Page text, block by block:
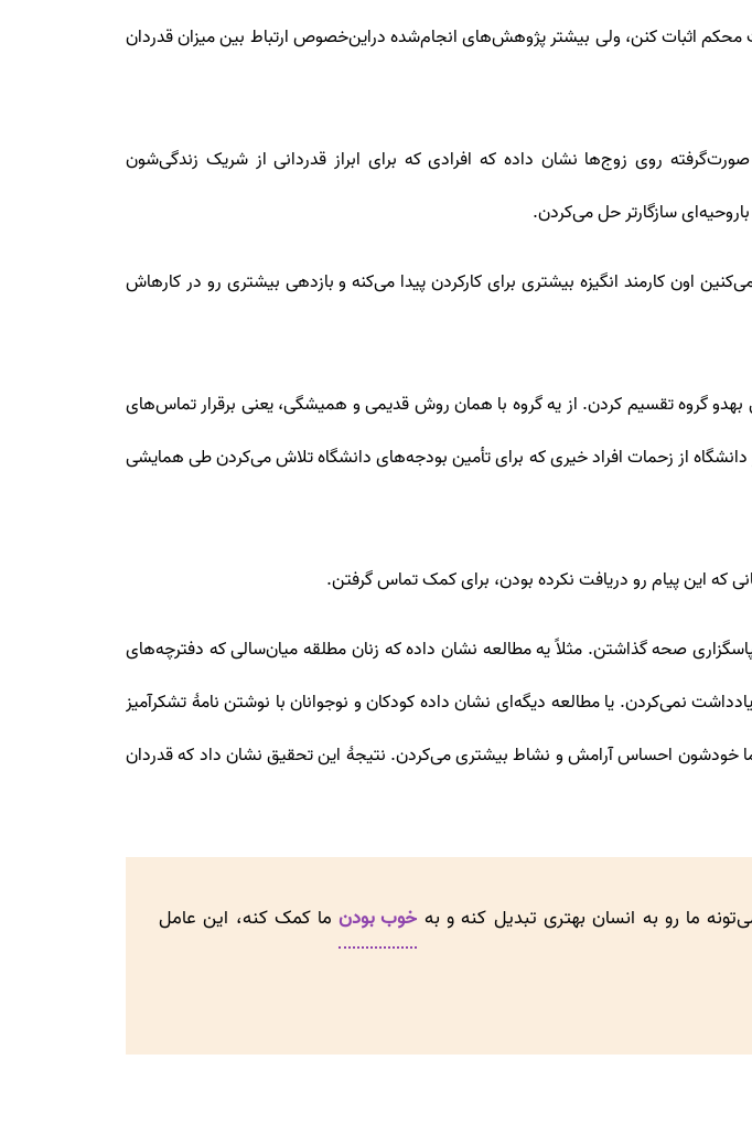
محکم اثبات کنن، ولی بیشتر پژوهش‌های انجام‌شده دراین‌خصوص ارتباط بین میزان قدردان
روی زوج‌ها نشان داده که افرادی که برای ابراز قدردانی از شریک زندگی‌شون
سازگارتر حل می‌کردن.
اون کارمند انگیزه بیشتری برای کارکردن پیدا می‌کنه و بازدهی بیشتری رو در کارهاش
بهدو گروه تقسیم کردن. از یه گروه با همان روش قدیمی و همیشگی، یعنی برقرار تماس‌های
از زحمات افراد خیری که برای تأمین بودجه‌های دانشگاه تلاش می‌کردن طی همایشی
صحه گذاشتن. مثلاً یه مطالعه نشان داده که زنان مطلقه میان‌سالی که دفترچه‌های
نمی‌کردن. یا مطالعه دیگه‌ای نشان داده کودکان و نوجوانان با نوشتن نامۀ تشکرآمیز
خودشون احساس آرامش و نشاط بیشتری می‌کردن. نتیجۀ این تحقیق نشان داد که قدردان
ما رو به انسان بهتری تبدیل کنه و به خوب بودنما کمک کنه، این عامل